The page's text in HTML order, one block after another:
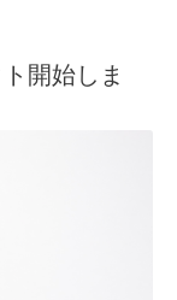
開始しま